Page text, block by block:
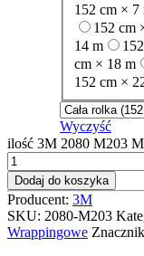
152 cm × 7
152 cm
14 m
cm × 18 m
152 cm ×
Wyczyść
ilość 3M 2080 M203
Dodaj do koszyka
Producent: 3M
SKU: 2080-M203
Wrappingowe